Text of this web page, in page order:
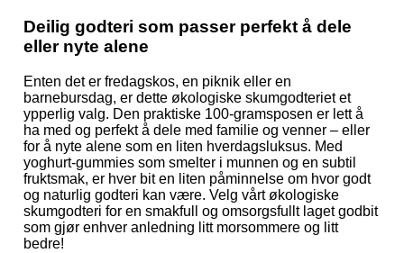
Deilig godteri som passer perfekt å dele
eller nyte alene
Enten det er fredagskos, en piknik eller en
barnebursdag, er dette økologiske skumgodteriet et
ypperlig valg. Den praktiske 100-gramsposen er lett å
ha med og perfekt å dele med familie og venner – eller
for å nyte alene som en liten hverdagsluksus. Med
yoghurt-gummies som smelter i munnen og en subtil
fruktsmak, er hver bit en liten påminnelse om hvor godt
og naturlig godteri kan være. Velg vårt økologiske
skumgodteri for en smakfull og omsorgsfullt laget godbit
som gjør enhver anledning litt morsommere og litt
bedre!